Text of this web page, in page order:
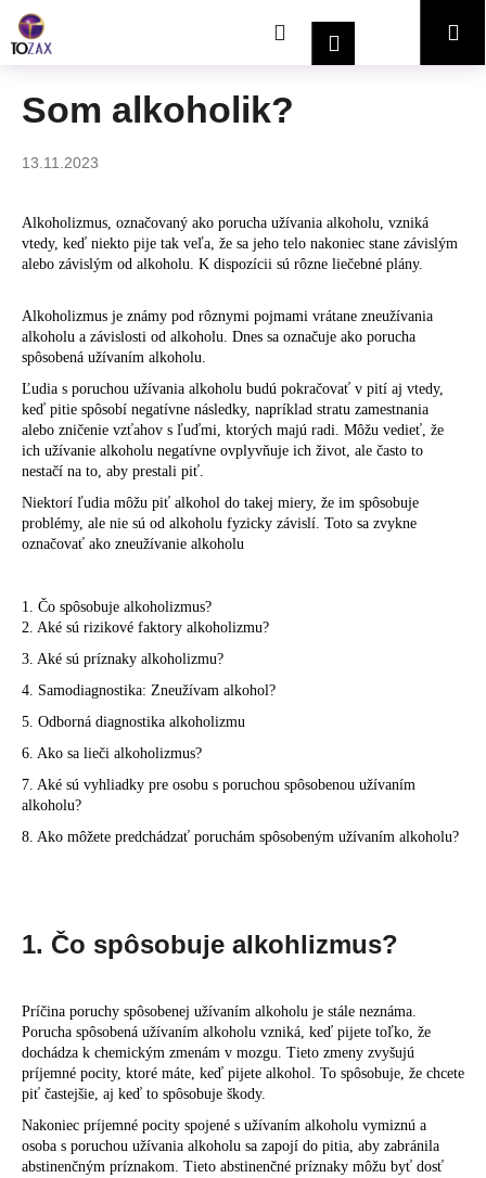
obsah
HľadaťPrihlásenieNákupný
Som alkoholik?
13.11.2023
Alkoholizmus, označovaný ako porucha užívania alkoholu, vzniká
vtedy, keď niekto pije tak veľa, že sa jeho telo nakoniec stane závislým
alebo závislým od alkoholu. K dispozícii sú rôzne liečebné plány.
Alkoholizmus je známy pod rôznymi pojmami vrátane zneužívania
alkoholu a závislosti od alkoholu. Dnes sa označuje ako porucha
spôsobená užívaním alkoholu.
Ľudia s poruchou užívania alkoholu budú pokračovať v pití aj vtedy,
keď pitie spôsobí negatívne následky, napríklad stratu zamestnania
alebo zničenie vzťahov s ľuďmi, ktorých majú radi. Môžu vedieť, že
ich užívanie alkoholu negatívne ovplyvňuje ich život, ale často to
nestačí na to, aby prestali piť.
Niektorí ľudia môžu piť alkohol do takej miery, že im spôsobuje
problémy, ale nie sú od alkoholu fyzicky závislí. Toto sa zvykne
označovať ako zneužívanie alkoholu
1. Čo spôsobuje alkoholizmus?
2. Aké sú rizikové faktory alkoholizmu?
3. Aké sú príznaky alkoholizmu?
4. Samodiagnostika: Zneužívam alkohol?
5. Odborná diagnostika alkoholizmu
6. Ako sa lieči alkoholizmus?
7. Aké sú vyhliadky pre osobu s poruchou spôsobenou užívaním
alkoholu?
8. Ako môžete predchádzať poruchám spôsobeným užívaním alkoholu?
1. Čo spôsobuje alkohlizmus?
Príčina poruchy spôsobenej užívaním alkoholu je stále neznáma.
Porucha spôsobená užívaním alkoholu vzniká, keď pijete toľko, že
dochádza k chemickým zmenám v mozgu. Tieto zmeny zvyšujú
príjemné pocity, ktoré máte, keď pijete alkohol. To spôsobuje, že chcete
piť častejšie, aj keď to spôsobuje škody.
Nakoniec príjemné pocity spojené s užívaním alkoholu vymiznú a
osoba s poruchou užívania alkoholu sa zapojí do pitia, aby zabránila
abstinenčným príznakom. Tieto abstinenčné príznaky môžu byť dosť
o
Č
p
t
r
b
u
j
e
t
e
n
á
j
ť
?
O
ú
m
e